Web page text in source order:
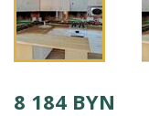
8 184 BYN